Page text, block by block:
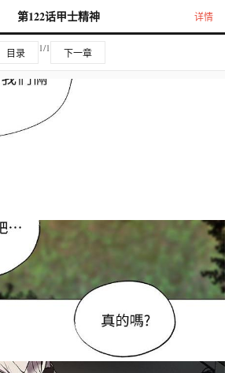
第122话甲士精神 详情
目录 1/1 下一章